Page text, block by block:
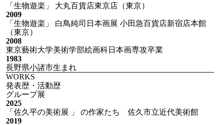
「生物遊楽」 大丸百貨店東京店（東京）
2009
「生物遊楽」 白鳥純司日本画展 小田急百貨店新宿店本館
（東京）
2008
東京藝術大学美術学部絵画科日本画専攻卒業
1983
長野県小諸市生まれ
WORKS
発表歴・活動歴
グループ展
2025
「佐久平の美術展 」 の作家たち 佐久市立近代美術館
2019